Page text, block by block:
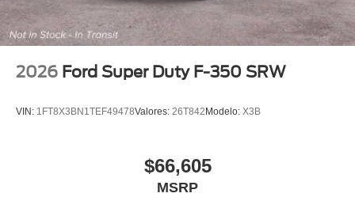
2026 Ford Super Duty F-350 SRW
VIN: 1FT8X3BN1TEF49478Valores: 26T842Modelo: X3B
$66,605
MSRP